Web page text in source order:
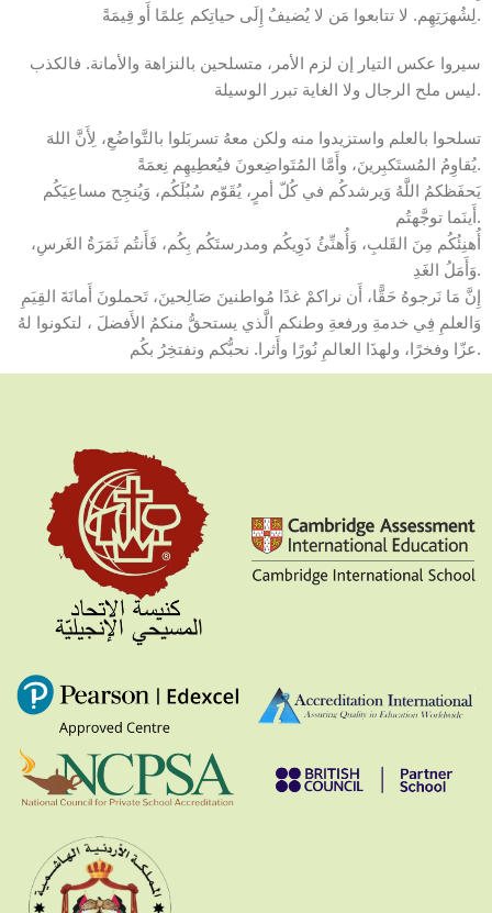
لِشُهرَتِهِم. لا تتابعوا مَن لا يُضيفُ إِلَى حياتِكم عِلمًا أَو قِيمَةً.
سيروا عكس التيار إن لزم الأمر، متسلحين بالنزاهة والأمانة. فالكذب
ليس ملح الرجال ولا الغاية تبرر الوسيلة.
تسلحوا بالعلم واستزيدوا منه ولكن معهُ تسربَلوا بالتَّواضُعِ، لِأَنَّ اللهَ
يُقاوِمُ المُستَكبِرينَ، وأَمَّا المُتَواضِعونَ فيُعطِيهِم نِعمَةً.
يَحفَظكمُ اللَّهُ وَيرشدكُم في كُلّ أمرٍ، يُقَوّم سُبُلَكُم، وَيُنجِح مساعِيَكُم
أَينَما توجَّهتُم.
أُهنِئُكُم مِنَ القَلبِ، وَأُهنِّئُ ذَوِيكُم ومدرستَكُم بِكُم، فَأَنتُم ثَمَرَةُ الغَرسِ،
وَأَمَلُ الغَدِ.
إِنَّ مَا نَرجوهُ حَقًّا، أَن نراكمْ غدًا مُواطنينَ صَالِحينَ، تَحملونَ أَمانَةَ القِيَمِ
وَالعلمِ فِي خدمةِ ورفعةِ وطنكم الَّذي يستحقُّ منكمُ الأَفضلَ ، لتكونوا لهُ
عزّا وفخرًا، ولهذَا العالمِ نُورًا وأَثرا. نحبُّكم ونفتخِرُ بكُم.